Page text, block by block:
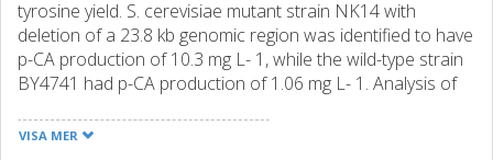
tyrosine yield. S. cerevisiae mutant strain NK14 with
deletion of a 23.8 kb genomic region was identified to have
p-CA production of 10.3 mg L- 1, while the wild-type strain
BY4741 had p-CA production of 1.06 mg L- 1. Analysis of
deletion did not affect the growth phenotype of NK14.
VISA MER